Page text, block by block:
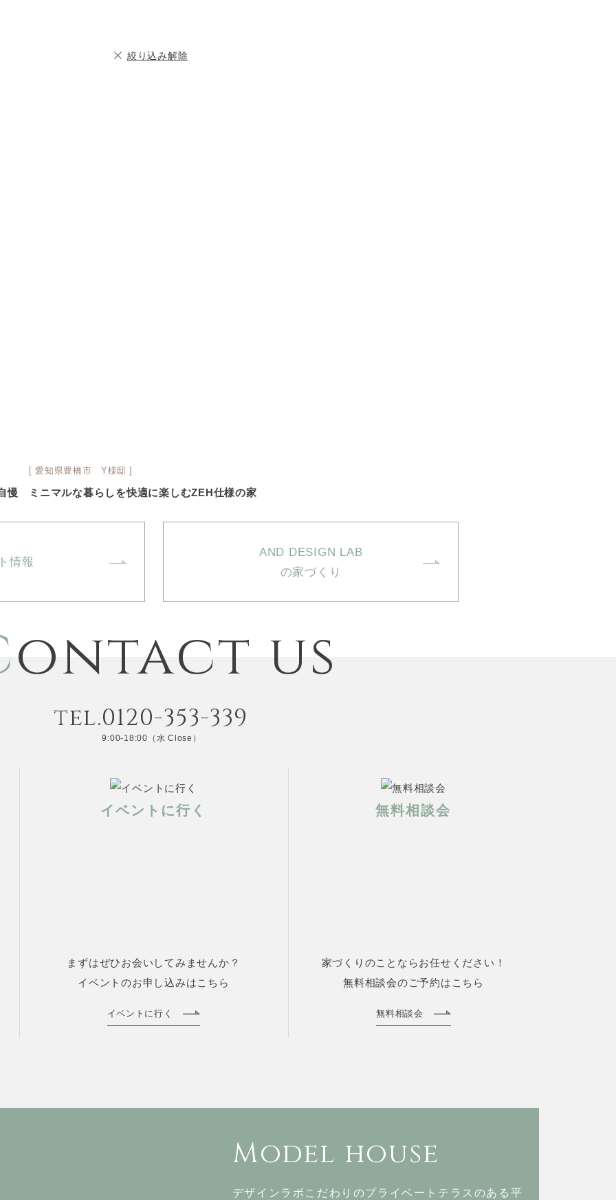
絞り込み解除
慢
[ 愛知県豊橋市 Y様邸 ]
ミニマルな暮らしを快適に楽しむZEH仕様の家
情報
AND DESIGN LAB
の家づくり
ontact us
tel.0120-353-339
9:00-18:00（水 Close）
イベントに行く
まずはぜひお会いしてみませんか？
イベントのお申し込みはこちら
イベントに行く
無料相談会
家づくりのことならお任せください！
無料相談会のご予約はこちら
無料相談会
Model house
デザインラボこだわりのプライベートテラスのある 平